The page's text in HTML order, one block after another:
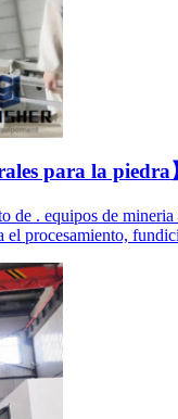
para la piedra
de . equipos de
procesamiento,